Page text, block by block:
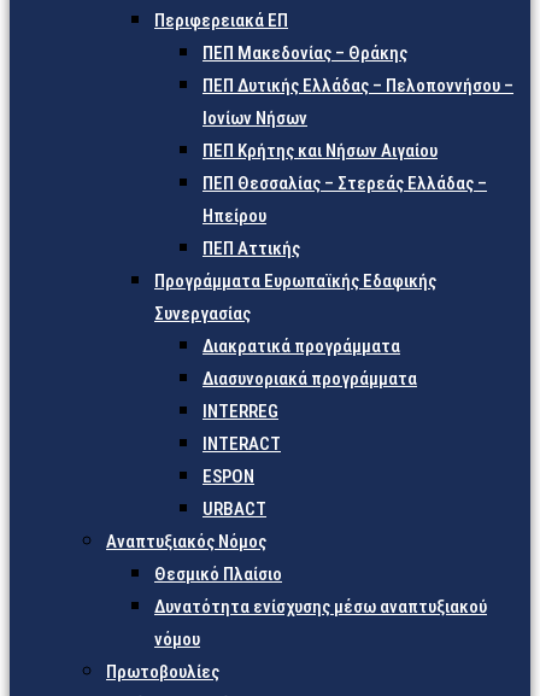
Περιφερειακά ΕΠ
ΠΕΠ Μακεδονίας – Θράκης
ΠΕΠ Δυτικής Ελλάδας – Πελοποννήσου –
Ιονίων Νήσων
ΠΕΠ Κρήτης και Νήσων Αιγαίου
ΠΕΠ Θεσσαλίας – Στερεάς Ελλάδας –
Ηπείρου
ΠΕΠ Αττικής
Προγράμματα Ευρωπαϊκής Εδαφικής
Συνεργασίας
Διακρατικά προγράμματα
Διασυνοριακά προγράμματα
INTERREG
INTERACT
ESPON
URBACT
Αναπτυξιακός Νόμος
Θεσμικό Πλαίσιο
Δυνατότητα ενίσχυσης μέσω αναπτυξιακού
νόμου
Πρωτοβουλίες